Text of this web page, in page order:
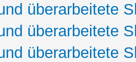
überarbeitete
überarbeitete
überarbeitete